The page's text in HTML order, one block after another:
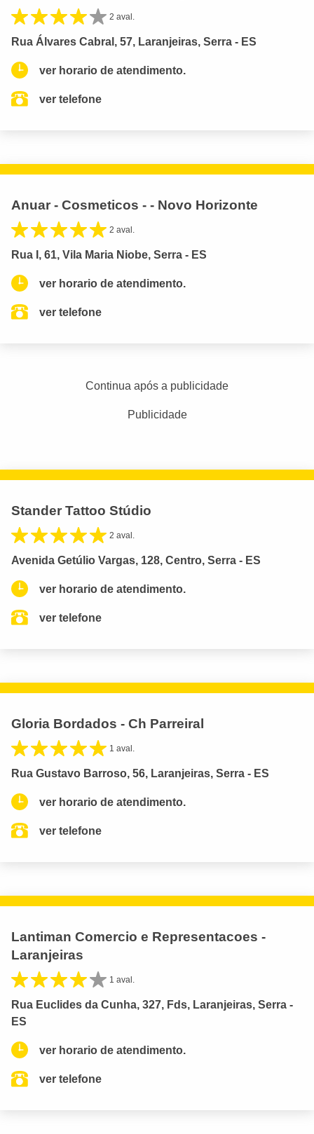
2 aval.
Rua Álvares Cabral, 57, Laranjeiras, Serra - ES
ver horario de atendimento.
ver telefone
Anuar - Cosmeticos - - Novo Horizonte
2 aval.
Rua I, 61, Vila Maria Niobe, Serra - ES
ver horario de atendimento.
ver telefone
Continua após a publicidade
Publicidade
Stander Tattoo Stúdio
2 aval.
Avenida Getúlio Vargas, 128, Centro, Serra - ES
ver horario de atendimento.
ver telefone
Gloria Bordados - Ch Parreiral
1 aval.
Rua Gustavo Barroso, 56, Laranjeiras, Serra - ES
ver horario de atendimento.
ver telefone
Lantiman Comercio e Representacoes -
Laranjeiras
1 aval.
Rua Euclides da Cunha, 327, Fds, Laranjeiras, Serra -
ES
ver horario de atendimento.
ver telefone